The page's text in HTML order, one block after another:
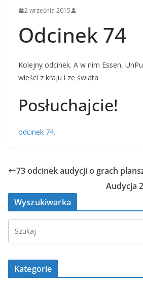
2 września 2015
Odcinek 74
Kolejny odcinek. A w nim Essen,
wieści z kraju i ze świata
Posłuchajcie!
odcinek 74.
73 odcinek audycji o grach
Audycja
Wyszukiwarka
Kategorie